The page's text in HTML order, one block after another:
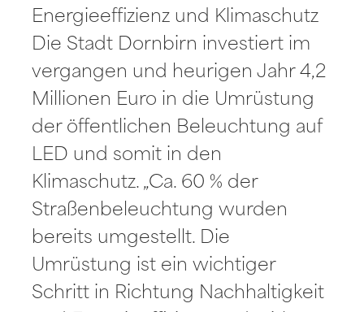
Energieeffizienz und Klimaschutz
Die Stadt Dornbirn investiert im
vergangen und heurigen Jahr 4,2
Millionen Euro in die Umrüstung
der öffentlichen Beleuchtung auf
LED und somit in den
Klimaschutz. „Ca. 60 % der
Straßenbeleuchtung wurden
bereits umgestellt. Die
Umrüstung ist ein wichtiger
Schritt in Richtung Nachhaltigkeit